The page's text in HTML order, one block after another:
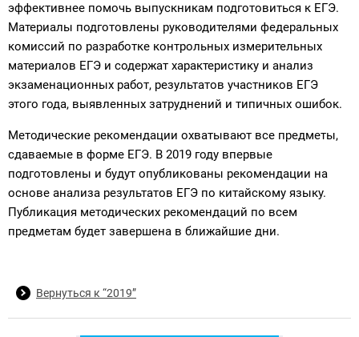
эффективнее помочь выпускникам подготовиться к ЕГЭ.
Материалы подготовлены руководителями федеральных
комиссий по разработке контрольных измерительных
материалов ЕГЭ и содержат характеристику и анализ
экзаменационных работ, результатов участников ЕГЭ
этого года, выявленных затруднений и типичных ошибок.
Методические рекомендации охватывают все предметы,
сдаваемые в форме ЕГЭ. В 2019 году впервые
подготовлены и будут опубликованы рекомендации на
основе анализа результатов ЕГЭ по китайскому языку.
Публикация методических рекомендаций по всем
предметам будет завершена в ближайшие дни.
Вернуться к “2019”